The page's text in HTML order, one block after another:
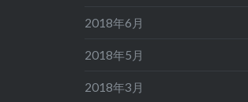
2018年6月
2018年5月
2018年3月